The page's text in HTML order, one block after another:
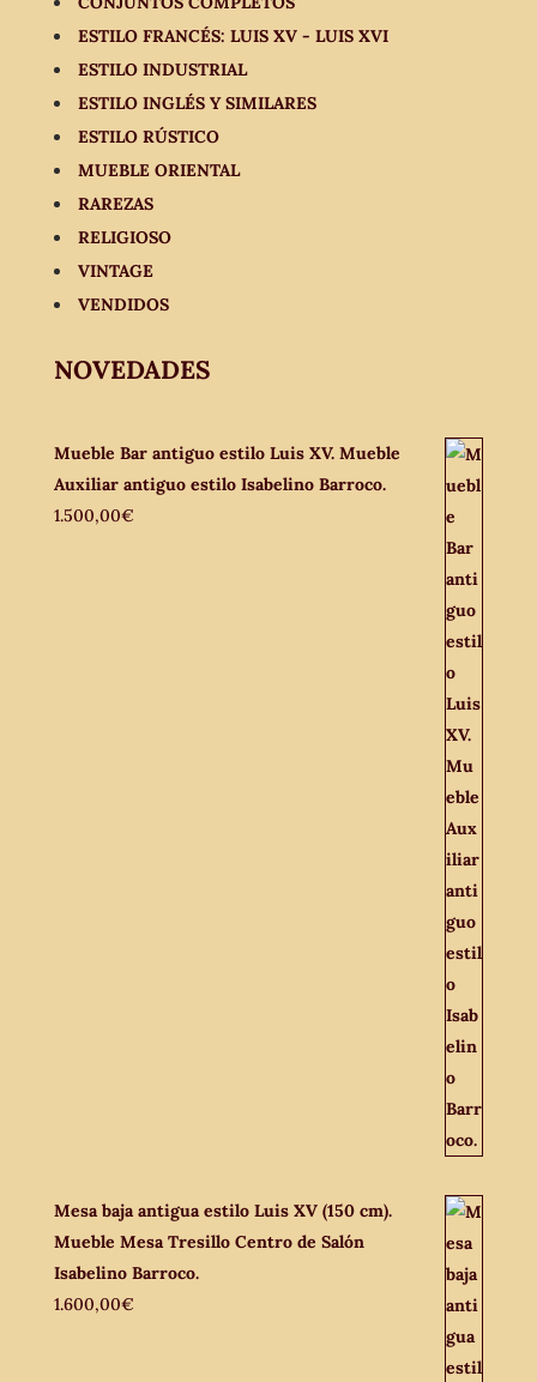
ESTILO FRANCÉS: LUIS XV - LUIS XVI
ESTILO INDUSTRIAL
ESTILO INGLÉS Y SIMILARES
ESTILO RÚSTICO
MUEBLE ORIENTAL
RAREZAS
RELIGIOSO
VINTAGE
VENDIDOS
NOVEDADES
Mueble Bar antiguo estilo Luis XV. Mueble
Auxiliar antiguo estilo Isabelino Barroco.
1.500,00€
Mesa baja antigua estilo Luis XV (150 cm).
Mueble Mesa Tresillo Centro de Salón
Isabelino Barroco.
1.600,00€